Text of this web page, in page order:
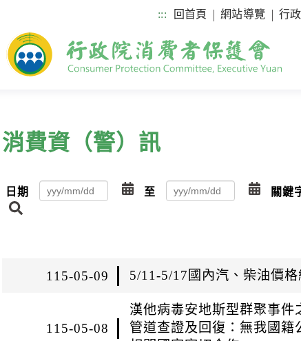
::: 回首頁 網站導覽 行
消費資（警）訊
日期
點
日
起
日
至
點
日
迄
日
關鍵
搜
5/11-5/17國內汽、柴油價
115-05-09
漢他病毒安地斯型群聚事件
管道查證及回復：無我國籍
115-05-08